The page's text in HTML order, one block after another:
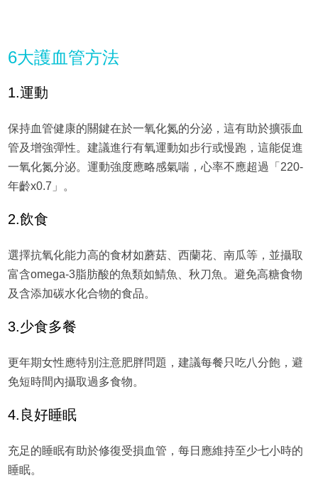
6大護血管方法
1.運動
保持血管健康的關鍵在於一氧化氮的分泌，這有助於擴張血
管及增強彈性。建議進行有氧運動如步行或慢跑，這能促進
一氧化氮分泌。運動強度應略感氣喘，心率不應超過「220-
年齡x0.7」。
2.飲食
選擇抗氧化能力高的食材如蘑菇、西蘭花、南瓜等，並攝取
富含omega-3脂肪酸的魚類如鯖魚、秋刀魚。避免高糖食物
及含添加碳水化合物的食品。
3.少食多餐
更年期女性應特別注意肥胖問題，建議每餐只吃八分飽，避
免短時間內攝取過多食物。
4.良好睡眠
充足的睡眠有助於修復受損血管，每日應維持至少七小時的
睡眠。